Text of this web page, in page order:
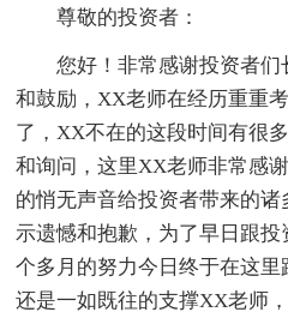
尊敬的投资者：
您好！非常感谢投资者
和鼓励，XX老师在经历重重
了，XX不在的这段时间有很
和询问，这里XX老师非常感
的悄无声音给投资者带来的
示遗憾和抱歉，为了早日跟
个多月的努力今日终于在这
还是一如既往的支撑XX老师，